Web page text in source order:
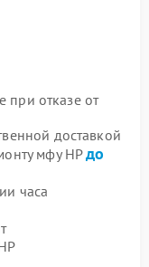
при отказе от
доставкой
мфу HPдо
часа